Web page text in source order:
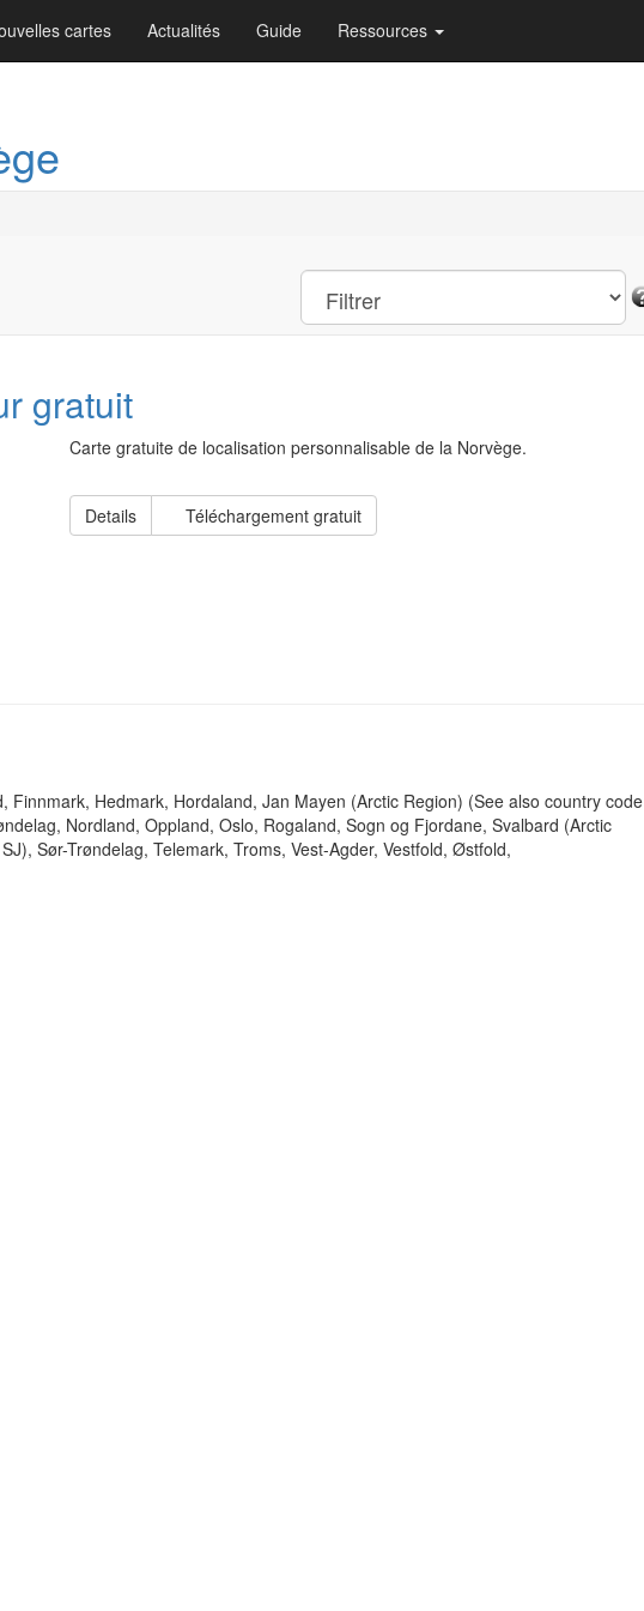
cartes Actualités Guide Ressources
gratuit
Carte gratuite de localisation personnalisable de la Norvège.
Details Téléchargement gratuit
Finnmark, Hedmark, Hordaland, Jan Mayen (Arctic Region) (See also country code
Nordland, Oppland, Oslo, Rogaland, Sogn og Fjordane, Svalbard (Arctic
Sør-Trøndelag, Telemark, Troms, Vest-Agder, Vestfold, Østfold,